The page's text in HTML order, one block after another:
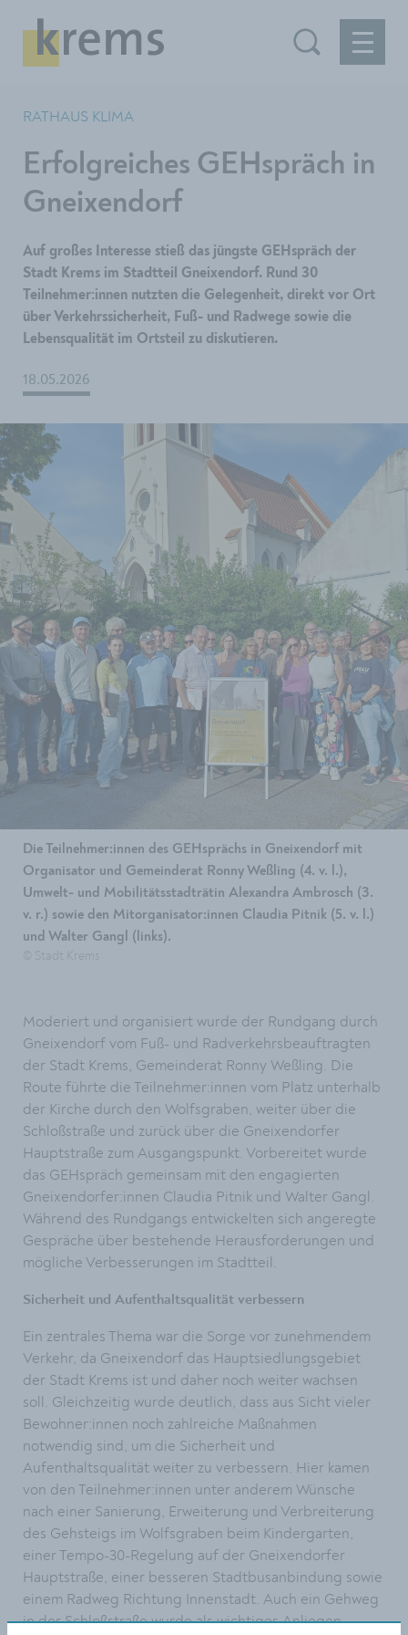
RATHAUS KLIMA
Erfolgreiches GEHspräch in
Gneixendorf
Auf großes Interesse stieß das jüngste GEHspräch der
Stadt Krems im Stadtteil Gneixendorf. Rund 30
Teilnehmer:innen nutzten die Gelegenheit, direkt vor Ort
über Verkehrssicherheit, Fuß- und Radwege sowie die
Lebensqualität im Ortsteil zu diskutieren.
18.05.2026
Die Teilnehmer:innen des GEHsprächs in Gneixendorf mit
Organisator und Gemeinderat Ronny Weßling (4. v. l.),
Umwelt- und Mobilitätsstadträtin Alexandra Ambrosch (3.
v. r.) sowie den Mitorganisator:innen Claudia Pitnik (5. v. l.)
und Walter Gangl (links).
Moderiert und organisiert wurde der Rundgang durch
Gneixendorf vom Fuß- und Radverkehrsbeauftragten
der Stadt Krems, Gemeinderat Ronny Weßling. Die
Route führte die Teilnehmer:innen vom Platz unterhalb
der Kirche durch den Wolfsgraben, weiter über die
Schloßstraße und zurück über die Gneixendorfer
Hauptstraße zum Ausgangspunkt. Vorbereitet wurde
das GEHspräch gemeinsam mit den engagierten
Gneixendorfer:innen Claudia Pitnik und Walter Gangl.
Während des Rundgangs entwickelten sich angeregte
Gespräche über bestehende Herausforderungen und
mögliche Verbesserungen im Stadtteil.
Sicherheit und Aufenthaltsqualität verbessern
Ein zentrales Thema war die Sorge vor zunehmendem
Verkehr, da Gneixendorf das Hauptsiedlungsgebiet
der Stadt Krems ist und daher noch weiter wachsen
soll. Gleichzeitig wurde deutlich, dass aus Sicht vieler
Bewohner:innen noch zahlreiche Maßnahmen
notwendig sind, um die Sicherheit und
Aufenthaltsqualität weiter zu verbessern. Hier kamen
von den Teilnehmer:innen unter anderem Wünsche
nach einer Sanierung, Erweiterung und Verbreiterung
des Gehsteigs im Wolfsgraben beim Kindergarten,
einer Tempo-30-Regelung auf der Gneixendorfer
Hauptstraße, einer besseren Stadtbusanbindung sowie
einem Radweg Richtung Innenstadt. Auch ein Gehweg
in der Schloßstraße wurde als wichtiges Anliegen